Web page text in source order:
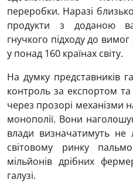
переробки. Наразі
продукти з доданою
гнучкого підходу до вимог
у понад 160 країнах світу.
На думку представників
контроль за експортом
через прозорі механізми
монополії. Вони
влади визначатимуть не
світовому ринку
мільйонів дрібних
галузі.